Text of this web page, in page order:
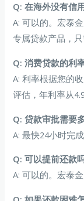
Q: 在海外没有信
A: 可以的。宏泰
专属贷款产品，
Q: 消费贷款的利
A: 利率根据您的
评估，年利率从
Q: 贷款审批需要
A: 最快24小时完
Q: 可以提前还款
A: 可以的。宏泰